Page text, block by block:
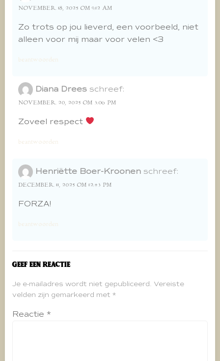
NOVEMBER 18, 2025 OM 9:12 AM
Zo trots op jou lieverd, een voorbeeld, niet
alleen voor mij maar voor velen <3
beantwoorden
Diana Drees schreef:
NOVEMBER 20, 2025 OM 3:06 PM
Zoveel respect
beantwoorden
Henriëtte Boer-Kroonen schreef:
DECEMBER 11, 2025 OM 12:43 PM
FORZA!
beantwoorden
Geef een reactie
Je e-mailadres wordt niet gepubliceerd. Vereiste
velden zijn gemarkeerd met *
Reactie *